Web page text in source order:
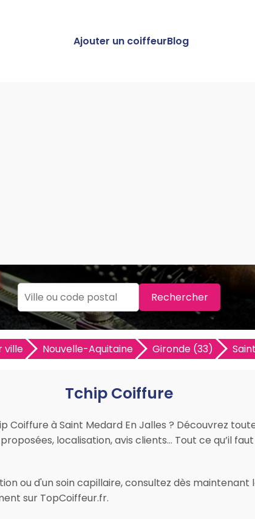
Ajouter un coiffeurBlog
Rechercher
ville Nouvelle-Aquitaine Gironde (33)
Tchip Coiffure
Coiffure à Saint Medard En Jalles ? Découvrez
localisation, avis clients… Tout ce qu’il
ou d'un soin capillaire, consultez dès
sur TopCoiffeur.fr.